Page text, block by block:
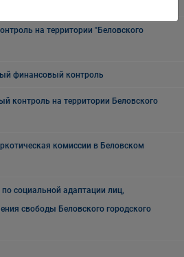
на территории "Беловского
финансовый контроль
контроль на территории Беловского
комиссии в Беловском
социальной адаптации лиц,
свободы Беловского городского